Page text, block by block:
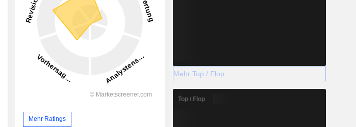
Mehr Ratings
Mehr Top / Flop
Top / Flop